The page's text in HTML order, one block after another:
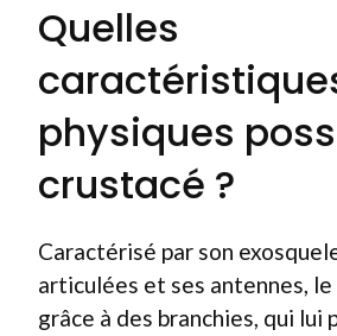
Quelles
physiques
crustacé ?
Caractérisé par son
articulées et ses antennes,
grâce à des branchies, qui lui